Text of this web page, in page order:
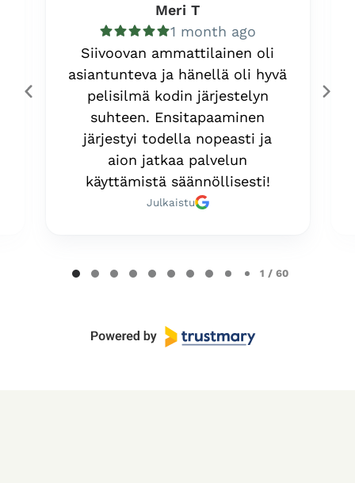
Meri T
1 month ago
Siivoovan ammattilainen oli
asiantunteva ja hänellä oli hyvä
pelisilmä kodin järjestelyn
suhteen. Ensitapaaminen
järjestyi todella nopeasti ja
aion jatkaa palvelun
käyttämistä säännöllisesti!
Julkaistu
1 / 60